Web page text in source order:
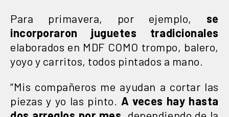
Para primavera, por ejemplo, se
incorporaron juguetes tradicionales
elaborados en MDF COMO trompo, balero,
yoyo y carritos, todos pintados a mano.
“Mis compañeros me ayudan a cortar las
piezas y yo las pinto.
A veces hay hasta